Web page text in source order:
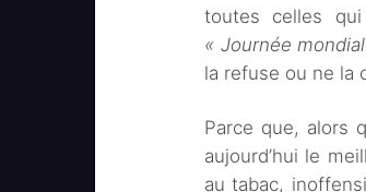
toutes celles
« Journée
la refuse ou ne la
Parce que, alors
aujourd’hui le
au tabac,